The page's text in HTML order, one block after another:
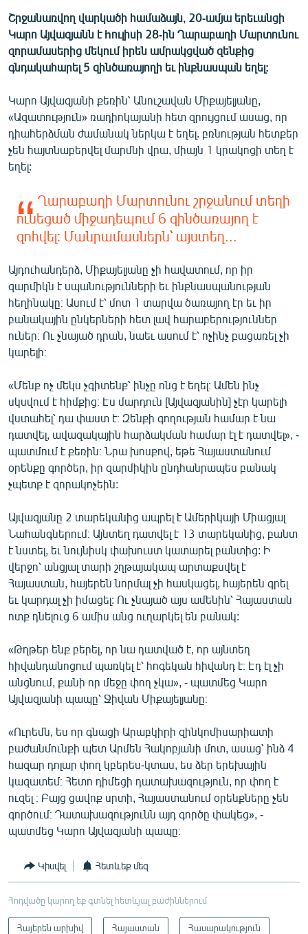
ՏԵՍԱՆՅՈՒԹԵՐ
ԲԱՆԱՎԵՃ
ՁԳՏԵԼՈՎ ԼԱՎԱԳՈՒՅՆԻՆ
ՓՈԴՔԱՍԹ
Հայերեն
English
ՀԵՏԵՎԵՔ ՄԵԶ
«Ազատության» բոլոր կայքերը
Շրջանառվող վարկածի համաձայն, 20-ամյա երեւանցի
Կարո Այվազյանն է hուլիսի 28-ին Ղարաբաղի Մարտունու
զորամասերից մեկում իրեն ամրակցված զենքից
գնդակահարել 5 զինծառայողի եւ ինքնասպան եղել:
Կարո Այվազյանի քեռին՝ Անուշավան Միքայելյանը,
«Ազատություն» ռադիոկայանի հետ զրույցում ասաց, որ
դիահերձման ժամանակ ներկա է եղել. բռնության հետքեր
չեն հայտնաբերվել մարմնի վրա, միայն 1 կրակոցի տեղ է
եղել:
Ղարաբաղի Մարտունու շրջանում տեղի
ունեցած միջադեպում 6 զինծառայող է
զոհվել։ Մանրամասներն՝ այստեղ...
Այդուհանդերձ, Միքայելյանը չի հավատում, որ իր
զարմիկն է սպանությունների եւ ինքնասպանության
հեղինակը։ Ասում է՝ մոտ 1 տարվա ծառայող էր եւ իր
բանակային ընկերների հետ լավ հարաբերություններ
ուներ։ Ու չնայած դրան, նաեւ ասում է՝ ոչինչ բացառել չի
կարելի։
«Մենք ոչ մեկս չգիտենք՝ ինչը ոնց է եղել։ Ամեն ինչ
սկսվում է հիմքից։ Էս մարդուն [Այվազյանին] չէր կարելի
վստահել՝ դա փաստ է։ Զենքի գողության համար է նա
դատվել, ավազակային հարձակման համար էլ է դատվել», -
պատմում է քեռին։ Նրա խոսքով, եթե Հայաստանում
օրենքը գործեր, իր զարմիկին ընդհանրապես բանակ
չպետք է զորակոչեին:
Այվազյանը 2 տարեկանից ապրել է Ամերիկայի Միացյալ
Նահանգներում։ Այնտեղ դատվել է 13 տարեկանից, բանտ
է նստել, եւ նույնիսկ փախուստ կատարել բանտից: Ի
վերջո՝ անցյալ տարի շղթայակապ արտաքսվել է
Հայաստան, հայերեն նորմալ չի հասկացել, հայերեն գրել
եւ կարդալ չի իմացել: Ու չնայած այս ամենին՝ Հայաստան
ոտք դնելուց 6 ամիս անց ուղարկել են բանակ:
«Թղթեր ենք բերել, որ նա դատված է, որ այնտեղ
հիվանդանոցում պառկել է՝ հոգեկան հիվանդ է։ Էդ էլ չի
անցնում, քանի որ մեջը փող չկա», - պատմեց Կարո
Այվազյանի պապը՝ Ջիվան Միքայելյանը։
«Ուրեմն, ես որ գնացի Արաբկիրի զինկոմիսարիատի
բաժանմունքի պետ Արմեն Հակոբյանի մոտ, ասաց՝ ինձ 4
հազար դոլար փող կբերես-կտաս, ես ձեր երեխային
կազատեմ։ Հետո դիմեցի դատախազություն, որ փող է
ուզել ։ Բայց ցավոք սրտի, Հայաստանում օրենքները չեն
գործում։ Դատախազությունն այդ գործը փակեց», -
պատմեց Կարո Այվազյանի պապը։
Կիսվել Հետևեք մեզ
Հոդվածը կարող եք գտնել հետևյալ բաժիններում
Հայերեն արխիվ Հայաստան Հասարակություն